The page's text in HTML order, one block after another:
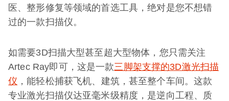
医、整形修复等领域的首选工具，绝对是您不想错
过的一款扫描仪。
如需要3D扫描大型甚至超大型物体，您只需关注
Artec Ray即可，这是一款三脚架支撑的3D激光扫描
仪 ，能轻松捕获飞机、建筑，甚至整个车间。这款
专业激光扫描仪达亚毫米级精度，是逆向工程、质